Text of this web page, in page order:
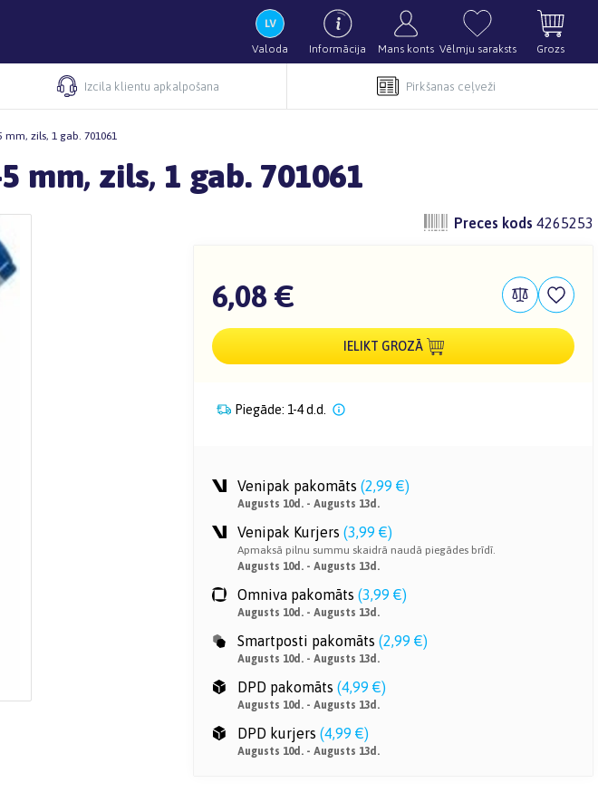
Valoda Informācija Mans konts Vēlmju saraksts Grozs
Izcila klientu apkalpošana Pirkšanas ceļveži
mm, zils, 1 gab. 701061
mm, zils, 1 gab. 701061
Preces kods 4265253
6,08 €
IELIKT GROZĀ
Piegāde: 1-4 d.d.
Venipak pakomāts (2,99 €)
Augusts 10d. - Augusts 13d.
Venipak Kurjers (3,99 €)
Apmaksā pilnu summu skaidrā naudā piegādes brīdī.
Augusts 10d. - Augusts 13d.
Omniva pakomāts (3,99 €)
Augusts 10d. - Augusts 13d.
Smartposti pakomāts (2,99 €)
Augusts 10d. - Augusts 13d.
DPD pakomāts (4,99 €)
Augusts 10d. - Augusts 13d.
DPD kurjers (4,99 €)
Augusts 10d. - Augusts 13d.